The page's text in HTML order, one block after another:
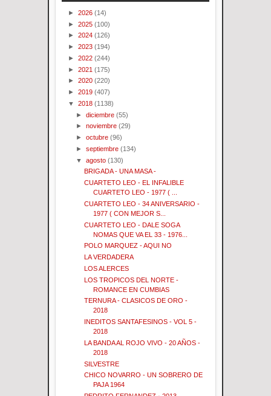
► 2026 (14)
► 2025 (100)
► 2024 (126)
► 2023 (194)
► 2022 (244)
► 2021 (175)
► 2020 (220)
► 2019 (407)
▼ 2018 (1138)
►diciembre (55)
►noviembre (29)
►octubre (96)
►septiembre (134)
▼agosto (130)
BRIGADA - UNA MASA -
CUARTETO LEO - EL INFALIBLE
CUARTETO LEO - 1977 ( ...
CUARTETO LEO - 34 ANIVERSARIO -
1977 ( CON MEJOR S...
CUARTETO LEO - DALE SOGA
NOMAS QUE VA EL 33 - 1976...
POLO MARQUEZ - AQUI NO
LA VERDADERA
LOS ALERCES
LOS TROPICOS DEL NORTE -
ROMANCE EN CUMBIAS
TERNURA - CLASICOS DE ORO -
2018
INEDITOS SANTAFESINOS - VOL 5 -
2018
LA BANDA AL ROJO VIVO - 20 AÑOS -
2018
SILVESTRE
CHICO NOVARRO - UN SOBRERO DE
PAJA 1964